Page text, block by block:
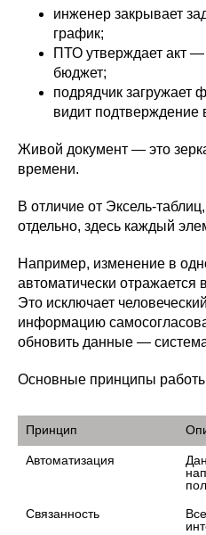
инженер закрывает
график;
ПТО утверждает акт
бюджет;
подрядчик загружает
видит подтверждение
Живой документ — это
времени.
В отличие от Эксель-
отдельно, здесь каждый
Например, изменение в
автоматически отражается
Это исключает
информацию
обновить данные —
Основные принципы
Принцип
Автоматизация
Связанность